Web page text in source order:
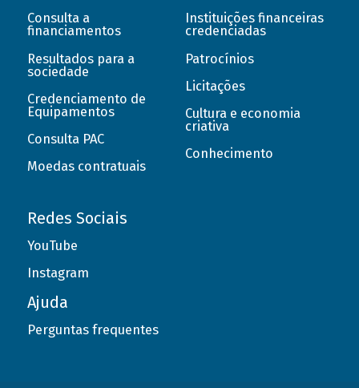
Consulta a
financiamentos
Resultados para a
sociedade
Credenciamento de
Equipamentos
Consulta PAC
Moedas contratuais
Instituições financeiras
credenciadas
Patrocínios
Licitações
Cultura e economia
criativa
Conhecimento
Redes Sociais
YouTube
Instagram
Ajuda
Perguntas frequentes